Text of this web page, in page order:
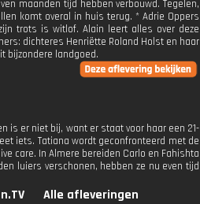
maanden tijd hebben verbouwd. Tegelen,
komt overal in huis terug. * Adrie Oppers
trots is witlof. Alain leert alles over deze
dichteres Henriëtte Roland Holst en haar
bijzondere landgoed.
is er niet bij, want er staat voor haar een 21-
iets. Tatiana wordt geconfronteerd met de
care. In Almere bereiden Carlo en Fahishta
luiers verschonen, hebben ze nu even tijd
Alle afleveringen